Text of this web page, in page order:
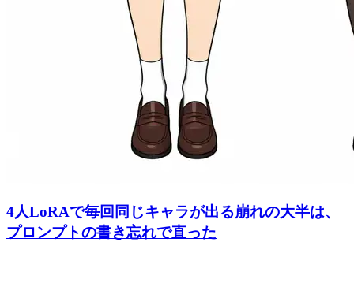
4人LoRAで毎回同じキャラが出る崩れの大半は、
プロンプトの書き忘れで直った